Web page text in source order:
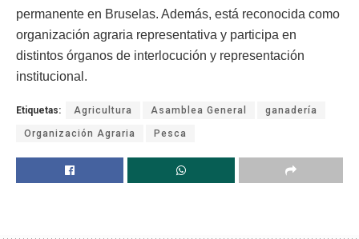
permanente en Bruselas. Además, está reconocida como
organización agraria representativa y participa en
distintos órganos de interlocución y representación
institucional.
Etiquetas: Agricultura Asamblea General ganadería
Organización Agraria Pesca